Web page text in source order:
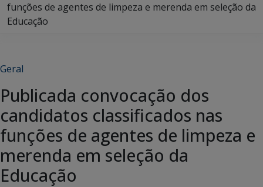
funções de agentes de limpeza e merenda em seleção da
Educação
Geral
Publicada convocação dos
candidatos classificados nas
funções de agentes de limpeza e
merenda em seleção da
Educação